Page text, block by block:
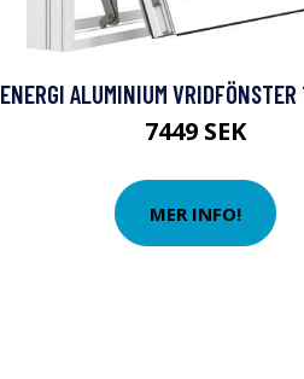
ENERGI ALUMINIUM
7449 SEK
MER INFO!